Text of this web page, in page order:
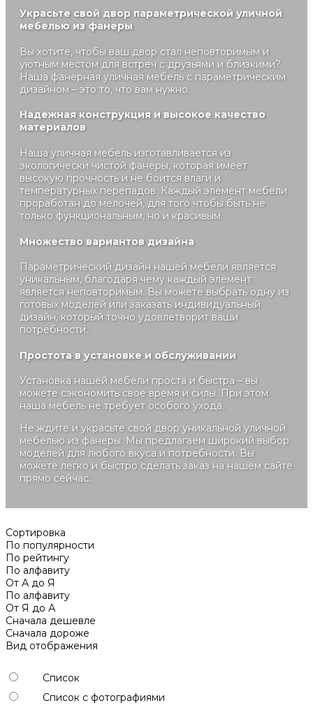
Украсьте свой двор параметрической уличной
мебелью из фанеры
Вы хотите, чтобы ваш двор стал неповторимым и
уютным местом для встреч с друзьями и близкими?
Наша фанерная уличная мебель с параметрическим
дизайном – это то, что вам нужно.
Надежная конструкция и высокое качество
материалов
Наша уличная мебель изготавливается из
экологически чистой фанеры, которая имеет
высокую прочность и не боится влаги и
температурных перепадов. Каждый элемент мебели
проработан до мелочей, для того чтобы быть не
только функциональным, но и красивым.
Множество вариантов дизайна
Параметрический дизайн нашей мебели является
уникальным, благодаря чему каждый элемент
является неповторимым. Вы можете выбрать одну из
готовых моделей или заказать индивидуальный
дизайн, который точно удовлетворит ваши
потребности.
Простота в установке и обслуживании
Установка нашей мебели проста и быстра – вы
можете сэкономить свое время и силы. При этом
наша мебель не требует особого ухода.
Не ждите и украсьте свой двор уникальной уличной
мебелью из фанеры. Мы предлагаем широкий выбор
моделей для любого вкуса и потребности. Вы
можете легко и быстро сделать заказ на нашем сайте
прямо сейчас.
Сортировка
По популярности
По рейтингу
По алфавиту
От А до Я
По алфавиту
От Я до А
Сначала дешевле
Сначала дороже
Вид отображения
Список
Список с фотографиями